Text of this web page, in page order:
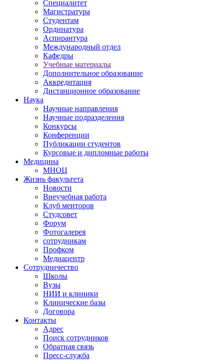
Специалитет
Магистратура
Студентам
Ординатура
Аспирантура
Международный отдел
Кафедры
Учебные материалы
Дополнительное образование
Аккредитация
Дистанционное образование
Наука
Научные направления
Научные подразделения
Конкурсы
Конференции
Публикации студентов
Курсовые и дипломные работы
Медицина
МНОЦ
Жизнь факультета
Новости
Внеучебная работа
Клуб менторов
Студсовет
Форум
Фотогалерея
сотрудникам
Профком
Медиацентр
Сотрудничество
Школы
Вузы
НИИ и клиники
Клинические базы
Договора
Контакты
Адрес
Поиск сотрудников
Обратная связь
Пресс-служба